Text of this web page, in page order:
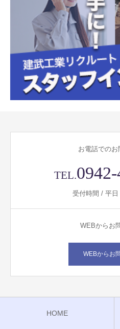
お電話でのお
TEL.
受付時間 / 平
WEBからお
WEBからお
HOME